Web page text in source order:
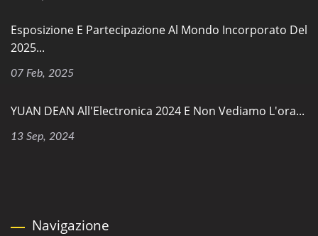
Esposizione E Partecipazione Al Mondo Incorporato Del
2025...
07 Feb, 2025
YUAN DEAN All'Electronica 2024 E Non Vediamo L'ora...
13 Sep, 2024
Navigazione